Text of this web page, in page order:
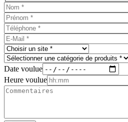
Date voulue
Heure voulue